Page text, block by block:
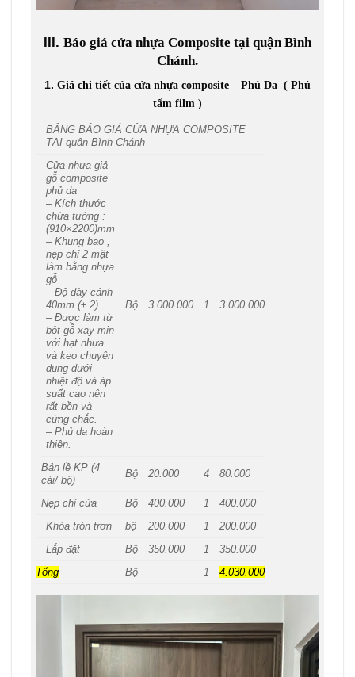
III. Báo giá cửa nhựa Composite tại quận Bình
Chánh.
1. Giá chi tiết của cửa nhựa composite – Phủ Da ( Phủ
tấm film )
BẢNG BÁO GIÁ CỬA NHỰA COMPOSITE
TẠI quận Bình Chánh
Cửa nhựa giả
gỗ composite
phủ da
– Kích thước
chừa tường :
(910×2200)mm
– Khung bao ,
nẹp chỉ 2 mặt
làm bằng nhựa
gỗ
– Độ dày cánh
40mm (± 2).
– Được làm từ
bột gỗ xay mịn
với hạt nhựa
và keo chuyên
dụng dưới
nhiệt độ và áp
suất cao nên
rất bền và
cứng chắc.
– Phủ da hoàn
thiện.
Bộ 3.000.000 1 3.000.000
Bản lề KP (4
cái/ bộ)
Bộ 20.000 4 80.000
Nẹp chỉ cửa Bộ 400.000 1
400.000
Khóa tròn trơn
bộ 200.000 1
200.000
Lắp đặt
Bộ 350.000 1
350.000
Tổng
Bộ 1 4.030.000